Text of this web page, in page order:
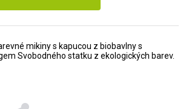
mikiny s kapucou z biobavlny s
Svobodného statku z ekologických barev.